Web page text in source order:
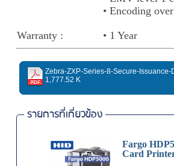
• Encoding
Warranty : • 1 Year
1,777.52 K
รายการที่เกี่ยวข้อง
Fargo
Card